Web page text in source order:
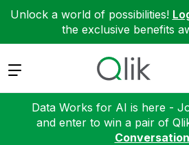
Unlock a world of possibilities!
the exclusive benefits
Expand
Data Works for AI is here -
and enter to win a pair of